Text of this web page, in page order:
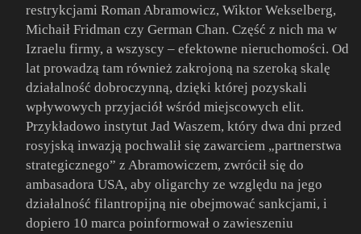
restrykcjami Roman Abramowicz, Wiktor Wekselberg,
Michaił Fridman czy German Chan. Część z nich ma w
Izraelu firmy, a wszyscy – efektowne nieruchomości. Od
lat prowadzą tam również zakrojoną na szeroką skalę
działalność dobroczynną, dzięki której pozyskali
wpływowych przyjaciół wśród miejscowych elit.
Przykładowo instytut Jad Waszem, który dwa dni przed
rosyjską inwazją pochwalił się zawarciem „partnerstwa
strategicznego” z Abramowiczem, zwrócił się do
ambasadora USA, aby oligarchy ze względu na jego
działalność filantropijną nie obejmować sankcjami, i
dopiero 10 marca poinformował o zawieszeniu